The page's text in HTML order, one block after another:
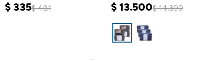
$ 335$ 481 $ 13.500$ 14.399